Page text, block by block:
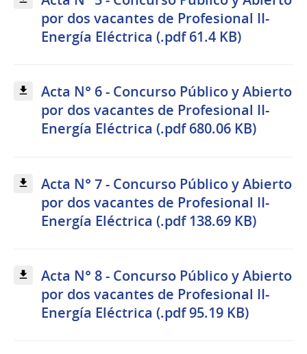
por dos vacantes de Profesional II-
Energía Eléctrica (.pdf 61.4 KB)
Acta N° 6 - Concurso Público y Abierto
por dos vacantes de Profesional II-
Energía Eléctrica (.pdf 680.06 KB)
Acta N° 7 - Concurso Público y Abierto
por dos vacantes de Profesional II-
Energía Eléctrica (.pdf 138.69 KB)
Acta N° 8 - Concurso Público y Abierto
por dos vacantes de Profesional II-
Energía Eléctrica (.pdf 95.19 KB)